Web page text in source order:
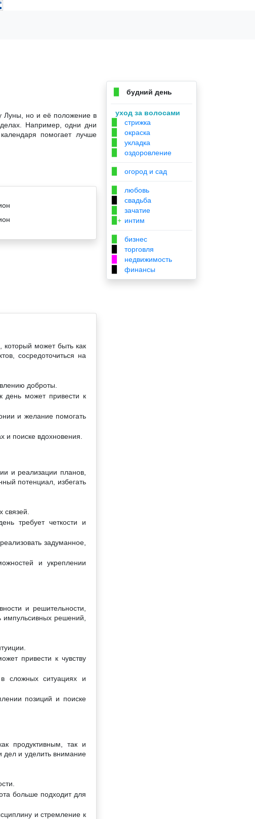
Луны, но и её положение в
Например, одни дни
помогает лучше
который может быть как
сосредоточиться на
доброты.
день может привести к
и желание помогать
и поиске вдохновения.
и реализации планов,
потенциал, избегать
требует четкости и
задуманное,
и укреплении
и решительности,
импульсивных решений,
привести к чувству
сложных ситуациях и
позиций и поиске
продуктивным, так и
дел и уделить внимание
больше подходит для
и стремление к
будний день
уход за волосами
стрижка
окраска
укладка
оздоровление
огород и сад
любовь
свадьба
зачатие
▉+ интим
бизнес
торговля
недвижимость
финансы